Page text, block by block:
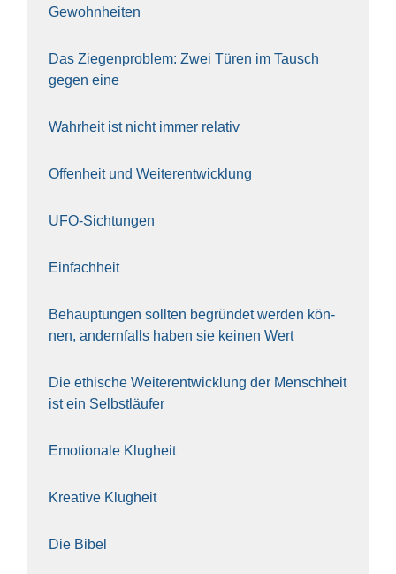
Gewohn­hei­ten
Das Zie­gen­pro­blem: Zwei Türen im Tausch
gegen eine
Wahr­heit ist nicht immer rela­tiv
Offen­heit und Wei­ter­ent­wick­lung
UFO-Sich­tun­gen
Ein­fach­heit
Behaup­tun­gen soll­ten begrün­det wer­den kön­
nen, andern­falls haben sie kei­nen Wert
Die ethi­sche Wei­ter­ent­wick­lung der Mensch­heit
ist ein Selbst­läu­fer
Emo­tio­na­le Klug­heit
Krea­ti­ve Klug­heit
Die Bibel